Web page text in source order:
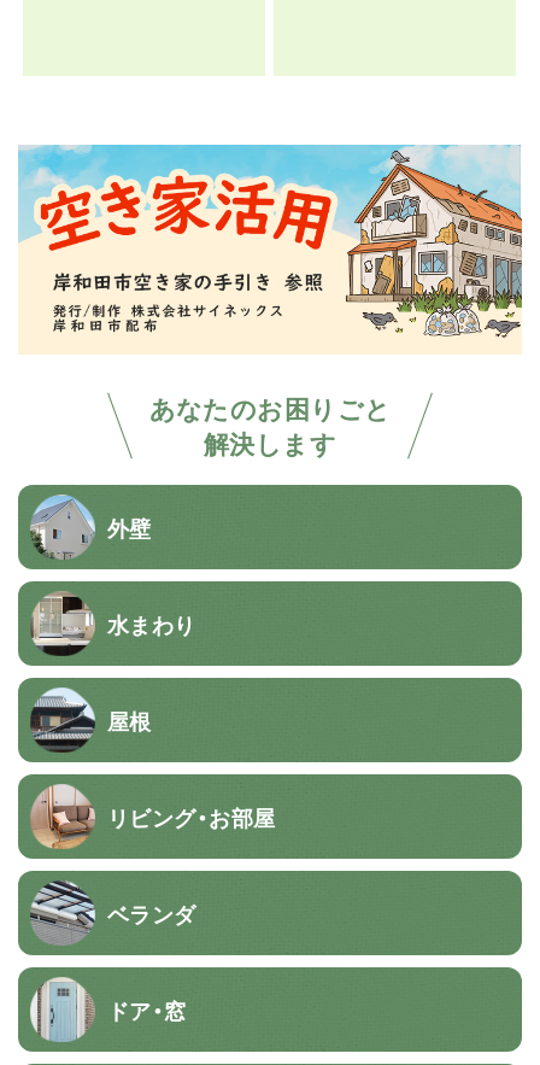
あなたのお困りごと
解決します
外壁
水まわり
屋根
リビング・お部屋
ベランダ
ドア・窓